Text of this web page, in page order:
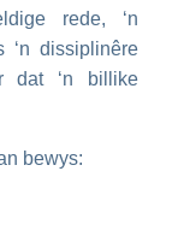
rede, ‘n
‘n dissiplinêre
dat ‘n billike
bewys: